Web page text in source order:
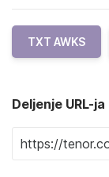
TXT AWKS
Deljenje URL-ja